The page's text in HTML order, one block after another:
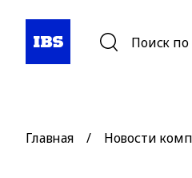
Поиск по
Главная / Новости